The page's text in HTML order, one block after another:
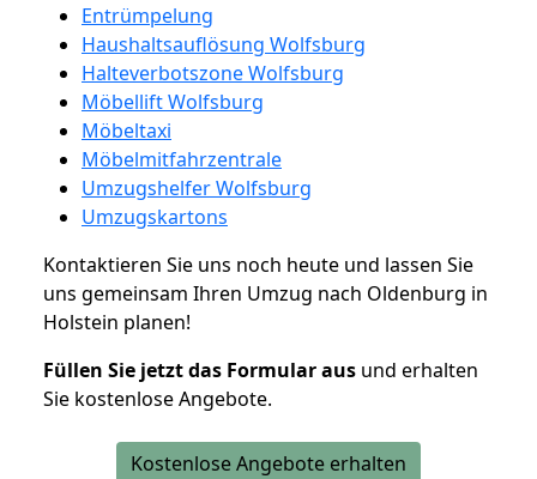
Entrümpelung
Haushaltsauflösung Wolfsburg
Halteverbotszone Wolfsburg
Möbellift Wolfsburg
Möbeltaxi
Möbelmitfahrzentrale
Umzugshelfer Wolfsburg
Umzugskartons
Kontaktieren Sie uns noch heute und lassen Sie
uns gemeinsam Ihren Umzug nach Oldenburg in
Holstein planen!
Füllen Sie jetzt das Formular aus und erhalten
Sie kostenlose Angebote.
Kostenlose Angebote erhalten